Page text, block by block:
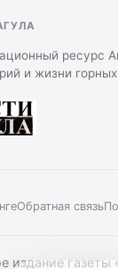
ресурс
и жизни
Обратная связь
издание